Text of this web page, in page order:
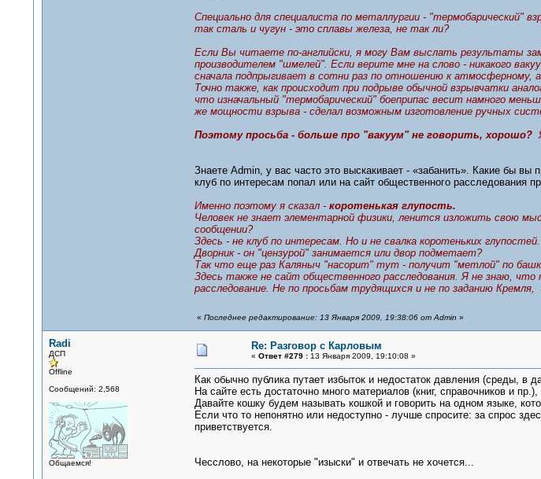
Специально для специалиста по металлургии - "термобарический"
так сталь и чугун - это сплавы железа, не так ли?
Если Вы читаете по-английски, я могу Вам выслать результаты
производителем "шмелей". Если верите мне на слово - никакого
сначала подпрыгивает в сотни раз по отношению к
Точно также, как происходит при подрыве обычной взрывчатки
что изначальный "термобарический" боеприпас весит намного
же мощности взрыва - сделал возможным изготовление ручных
Поэтому просьба - больше про "вакуум" не говорить, хорошо?Я
Знаете Admin, у вас часто это выскакивает - «забанить». Какие бы
клуб по интересам попал или на сайт общественного расследования
Именно поэтому я сказал - коротенькая глупость.
Человек не знает элементарной физики, ленится изложить свою
сообщении?
Здесь - не клуб по интересам. Но и не свалка коротеньких глупостей.
Дворник - он "цензурой" занимается или двор подметает?
Так что еще раз Каляныч "насорит" тут - получит "метлой" по
Здесь также не сайт общественного расследования. Я не знаю,
расследование. Не по просьбам трудящихся и не по заданию
« Последнее редактирование: 13 Января 2009, 19:38:06 от Admin »
Radi
ДСП
Offline
Сообщений: 2,568
Общаемся!
Re: Разговор с Карловым
« Ответ #279 :13 Января 2009, 19:10:08 »
Как обычно публика путает избыток и недостаток давления (среды, в
На сайте есть достаточно много материалов (книг, справочников и
Давайте кошку будем называть кошкой и говорить на одном языке,
Если что то непонятно или недоступно - лучше спросите: за спрос
приветствуется.
Чесслово, на некоторые "изыски" и отвечать не хочется...